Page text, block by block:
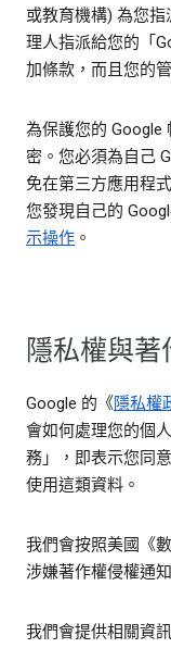
或教育機構) 為您
理人指派給您的「
加條款，而且您的
為保護您的 Google
密。您必須為自己
免在第三方應用程
您發現自己的
示操作 。
隱私權與著
Google 的《隱私權
會如何處理您的個
務」，即表示您同
使用這類資料。
我們會按照美國《
涉嫌著作權侵權通
我們會提供相關資